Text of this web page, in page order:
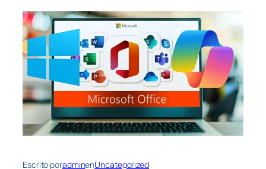
Escrito poradminenUncategorized